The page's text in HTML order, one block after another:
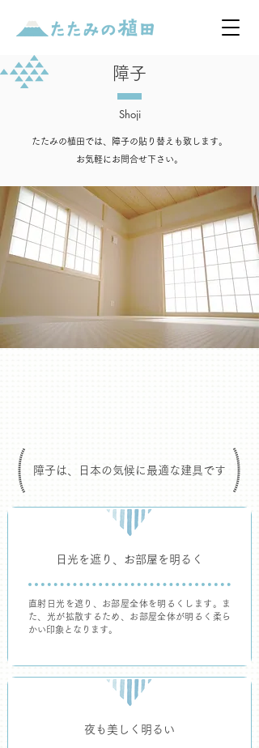
障子
Shoji
たたみの植田では、障子の貼り替えも致します。
お気軽にお問合せ下さい。
障子は、日本の気候に最適な建具です
日光を遮り ​、お部屋を明るく
直射日光を遮り、お部屋全体を明るくします。ま
た、光が拡散するため、お部屋全体が明るく柔ら
かい印象となります。
夜も美しく明るい